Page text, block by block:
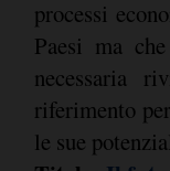
processi
Paesi ma
necessaria
riferimento
le sue